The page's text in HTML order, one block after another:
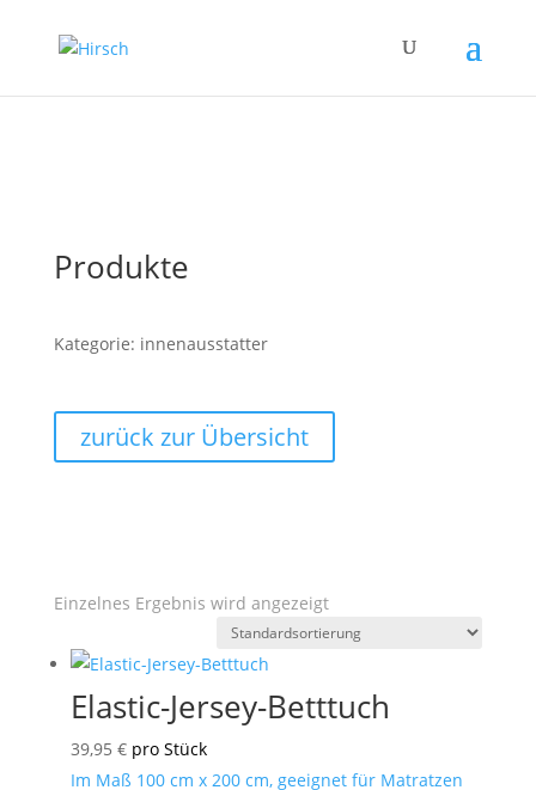
Produkte
Kategorie: innenausstatter
zurück zur Übersicht
Einzelnes Ergebnis wird angezeigt
Elastic-Jersey-Betttuch
39,95 € pro Stück
Im Maß 100 cm x 200 cm, geeignet für Matratzen